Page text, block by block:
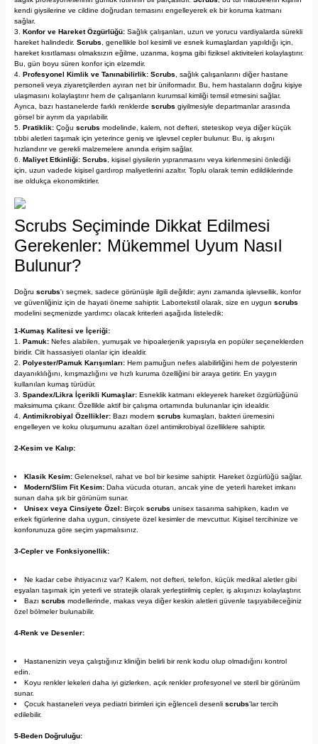
kendi giysilerine ve cildine doğrudan temasını engelleyerek ek bir koruma katmanı
sağlar.
Konfor ve Hareket Özgürlüğü: Sağlık çalışanları, uzun ve yorucu vardiyalarda sürekli
hareket halindedir. Scrubs, genellikle bol kesimli ve esnek kumaşlardan yapıldığı için,
hareket kısıtlaması olmaksızın eğilme, uzanma, koşma gibi fiziksel aktiviteleri kolaylaştırır.
Bu, gün boyu süren konfor için elzemdir.
Profesyonel Kimlik ve Tanınabilirlik: Scrubs, sağlık çalışanlarını diğer hastane
personeli veya ziyaretçilerden ayıran net bir üniformadır. Bu, hem hastaların doğru kişiye
ulaşmasını kolaylaştırır hem de çalışanların kurumsal kimliği temsil etmesini sağlar.
Ayrıca, bazı hastanelerde farklı renklerde scrubs giyilmesiyle departmanlar arasında
görsel bir ayrım da yapılabilir.
Pratiklik: Çoğu scrubs modelinde, kalem, not defteri, steteskop veya diğer küçük
tıbbi aletleri taşımak için yeterince geniş ve işlevsel cepler bulunur. Bu, iş akışını
hızlandırır ve gerekli malzemelere anında erişim sağlar.
Maliyet Etkinliği: Scrubs, kişisel giysilerin yıpranmasını veya kirlenmesini önlediği
için, uzun vadede kişisel gardırop maliyetlerini azaltır. Toplu olarak temin edildiklerinde
ise oldukça ekonomiktirler.
Scrubs Seçiminde Dikkat Edilmesi
Gerekenler: Mükemmel Uyum Nasıl
Bulunur?
Doğru scrubs'ı seçmek, sadece görünüşle ilgili değildir; aynı zamanda işlevsellik, konfor
ve güvenliğiniz için de hayati öneme sahiptir. Labortekstil olarak, size en uygun scrubs
modelini seçmenizde yardımcı olacak kriterleri aşağıda listeledik:
1-Kumaş Kalitesi ve İçeriği:
Pamuk: Nefes alabilen, yumuşak ve hipoalerjenik yapısıyla en popüler seçeneklerden
biridir. Cilt hassasiyeti olanlar için idealdir.
Polyester/Pamuk Karışımları: Hem pamuğun nefes alabilirliğini hem de polyesterin
dayanıklılığını, kırışmazlığını ve hızlı kuruma özelliğini bir araya getirir. En yaygın
kullanılan kumaş türüdür.
Spandex/Likra İçerikli Kumaşlar: Esneklik katmanı ekleyerek hareket özgürlüğünü
maksimuma çıkarır. Özellikle aktif bir çalışma ortamında bulunanlar için idealdir.
Antimikrobiyal Özellikler: Bazı modern scrubs kumaşları, bakteri üremesini
engelleyen ve koku oluşumunu azaltan özel antimikrobiyal özelliklere sahiptir.
2-Kesim ve Kalıp:
Klasik Kesim: Geleneksel, rahat ve bol bir kesime sahiptir. Hareket özgürlüğü sağlar.
Modern/Slim Fit Kesim: Daha vücuda oturan, ancak yine de yeterli hareket imkanı
sunan daha şık bir görünüm sunar.
Unisex veya Cinsiyete Özel: Birçokscrubs unisex tasarıma sahipken, kadın ve
erkek figürlerine daha uygun, cinsiyete özel kesimler de mevcuttur. Kişisel tercihinize ve
konforunuza göre seçim yapmalısınız.
3-Cepler ve Fonksiyonellik:
Ne kadar cebe ihtiyacınız var? Kalem, not defteri, telefon, küçük medikal aletler gibi
eşyaları taşımak için yeterli ve stratejik olarak yerleştirilmiş cepler, iş akışınızı kolaylaştırır.
Bazıscrubs modellerinde, makas veya diğer keskin aletleri güvenle taşıyabileceğiniz
özel bölmeler bulunabilir.
4-Renk ve Desenler:
Hastanenizin veya çalıştığınız kliniğin belirli bir renk kodu olup olmadığını kontrol
edin.
Koyu renkler lekeleri daha iyi gizlerken, açık renkler profesyonel ve steril bir görünüm
sunar.
Çocuk hastaneleri veya pediatri birimleri için eğlenceli desenliscrubs'lar tercih
edilebilir.
5-Beden Doğruluğu: